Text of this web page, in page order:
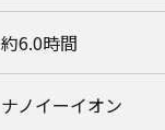
約6.0時間
ナノイーイオン